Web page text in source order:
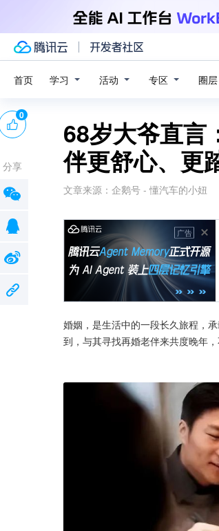
首页 学习 活动 专区 圈层
68岁大爷直言
伴更舒心、更
文章来源： 企鹅号 - 懂汽车的小妞
广告
婚姻，是生活中的一段长久旅程，
到，与其寻找再婚老伴来共度晚年
0
分享